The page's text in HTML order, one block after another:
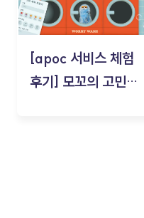
[apoc 서비스 체험
후기] 모꼬의 고민세